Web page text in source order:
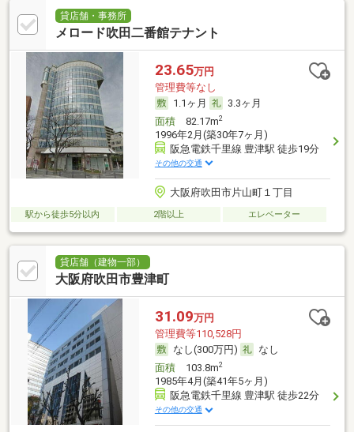
貸店舗・事務所
メロード吹田二番館テナント
23.65万円
管理費等なし
1.1ヶ月
3.3ヶ月
面積82.17m2
1996年2月(築30年7ヶ月)
阪急電鉄千里線 豊津駅 徒歩19分
その他の交通
大阪府吹田市片山町１丁目
駅から徒歩5分以内 2階以上 エレベーター
貸店舗（建物一部）
大阪府吹田市豊津町
31.09万円
管理費等110,528円
なし(300万円)
なし
面積103.8m2
1985年4月(築41年5ヶ月)
阪急電鉄千里線 豊津駅 徒歩22分
その他の交通